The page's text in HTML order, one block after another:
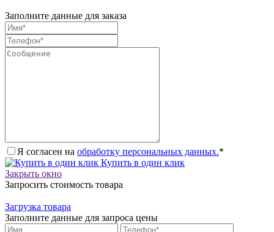
Заполните данные для заказа
Я согласен на обработку персональных данных.*
Купить в один клик
Закрыть окно
Запросить стоимость товара
Загрузка товара
Заполните данные для запроса цены